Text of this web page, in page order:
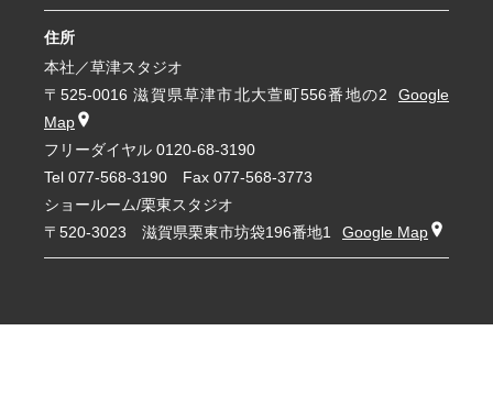
住所
本社／草津スタジオ
〒525-0016 滋賀県草津市北大萱町556番地の2
Google
Map
フリーダイヤル 0120-68-3190
Tel 077-568-3190 Fax 077-568-3773
ショールーム/栗東スタジオ
〒520-3023 滋賀県栗東市坊袋196番地1
Google Map